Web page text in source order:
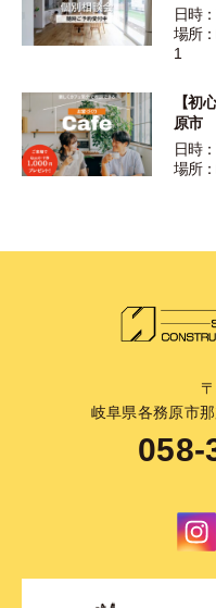
日時
場所
1
【初
原市
日時
場所
岐阜県各務原市
058-